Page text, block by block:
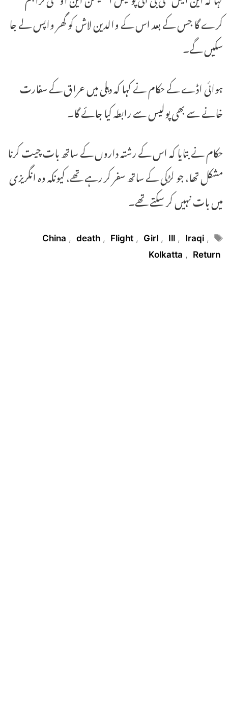
کرے گا جس کے بعد اس کے والدین لاش کو گھر واپس لے جا
سکیں گے۔
ہوائی اڈے کے حکام نے کہا کہ دہلی میں عراق کے سفارت
خانے سے بھی پولیس سے رابطہ کیا جائے گا۔
حکام نے بتایا کہ اس کے رشتہ داروں کے ساتھ بات چیت کرنا
مشکل تھا، جو لڑکی کے ساتھ سفر کر رہے تھے، کیونکہ وہ انگریزی
میں بات نہیں کر سکتے تھے۔
Tags
China , death , Flight , Girl , Ill , Iraqi ,
Kolkatta , Return